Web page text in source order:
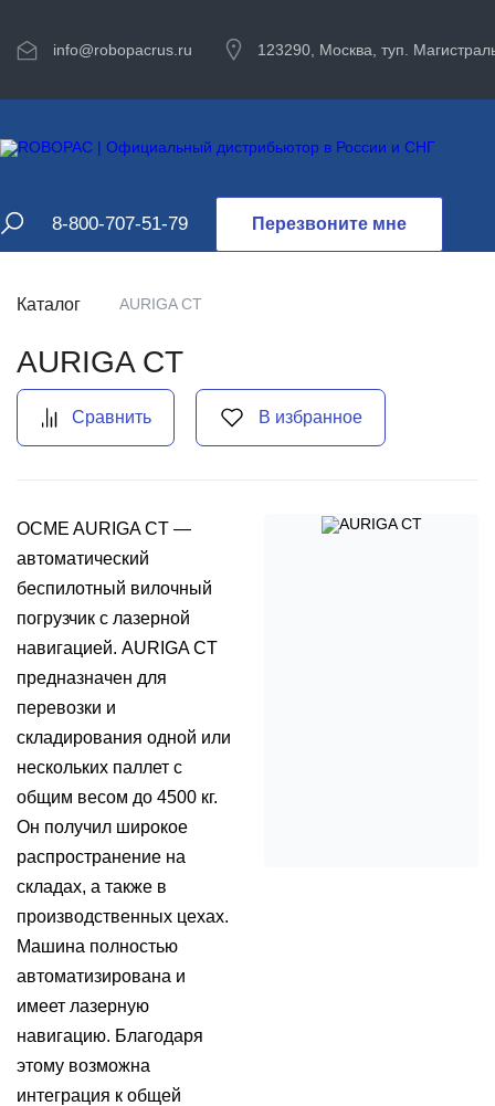
info@robopacrus.ru 123290, Москва, туп.
8-800-707-51-79 Перезвоните мне
Каталог AURIGA CT
AURIGA CT
Сравнить В избранное
OCME AURIGA CT —
автоматический
беспилотный вилочный
погрузчик с лазерной
навигацией. AURIGA CT
предназначен для
перевозки и
складирования одной или
нескольких паллет с
общим весом до 4500 кг.
Он получил широкое
распространение на
складах, а также в
производственных цехах.
Машина полностью
автоматизирована и
имеет лазерную
навигацию. Благодаря
этому возможна
интеграция к общей